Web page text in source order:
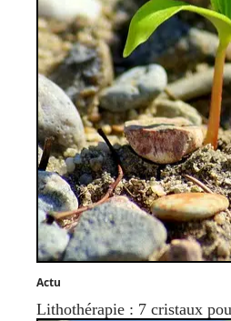
Actu
Lithothérapie : 7 cristaux